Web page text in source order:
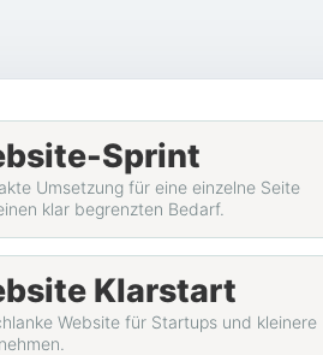
Sprint
Umsetzung für eine einzelne Seite
klar begrenzten Bedarf.
Klarstart
Website für Startups und kleinere